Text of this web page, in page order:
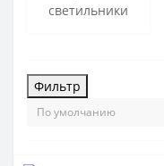
светильники
Фильтр